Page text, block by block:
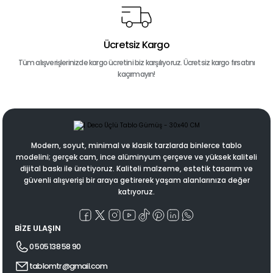
Ücretsiz Kargo
Tüm alışverişlerinizde kargo ücretini biz karşılıyoruz. Ücretsiz kargo fırsatını
kaçırmayın!
Modern, soyut, minimal ve klasik tarzlarda binlerce tablo
modelini; gerçek cam, ince alüminyum çerçeve ve yüksek kaliteli
dijital baskı ile üretiyoruz. Kaliteli malzeme, estetik tasarım ve
güvenli alışverişi bir araya getirerek yaşam alanlarınıza değer
katıyoruz.
BİZE ULAŞIN
0 505 138 58 90
tablomtr@gmail.com